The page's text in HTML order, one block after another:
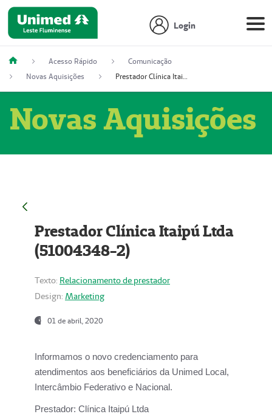
Login
Acesso Rápido
Comunicação
Novas Aquisições
Prestador Clínica Itaipú Ltda (51004348-2)
Novas Aquisições
Prestador Clínica Itaipú Ltda
(51004348-2)
Texto: Relacionamento de prestador
Design: Marketing
01 de abril, 2020
Informamos o novo credenciamento para
atendimentos aos beneficiários da Unimed Local,
Intercâmbio Federativo e Nacional.
Prestador: Clínica Itaipú Ltda